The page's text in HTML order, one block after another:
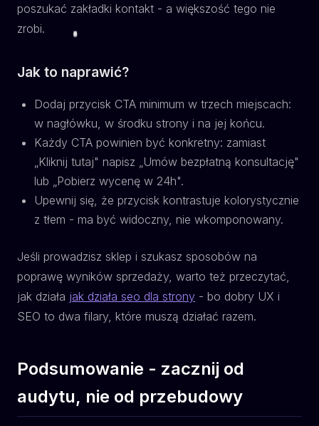
poszukać zakładki kontakt - a większość tego nie
zrobi.
Jak to naprawić?
Dodaj przycisk CTA minimum w trzech miejscach:
w nagłówku, w środku strony i na jej końcu.
Każdy CTA powinien być konkretny: zamiast
„Kliknij tutaj" napisz „Umów bezpłatną konsultację"
lub „Pobierz wycenę w 24h".
Upewnij się, że przycisk kontrastuje kolorystycznie
z tłem - ma być widoczny, nie wkomponowany.
Jeśli prowadzisz sklep i szukasz sposobów na
poprawę wyników sprzedaży, warto też przeczytać,
jak działa jak działa seo dla strony - bo dobry UX i
SEO to dwa filary, które muszą działać razem.
Podsumowanie - zacznij od
audytu, nie od przebudowy